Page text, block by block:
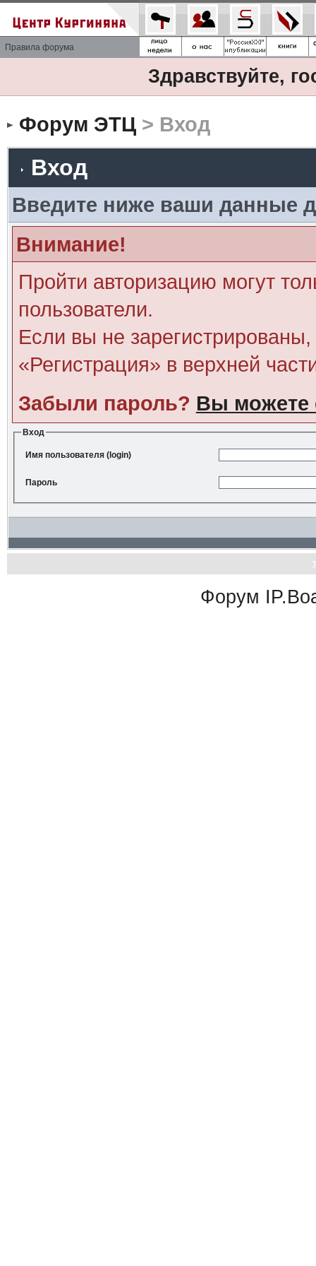
Правила форума
Здравствуйте,
Форум ЭТЦ> Вход
Вход
Введите ниже ваши данные
Внимание!
Пройти авторизацию могут
пользователи.
Если вы не
«Регистрация» в верхней
Забыли пароль? Вы можете
Вход
Имя пользователя (login)
Пароль
Форум